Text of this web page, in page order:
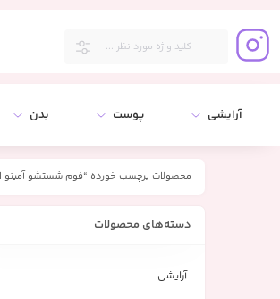
آرایشی پوست بدن
محصولات برچسب خورده “فوم شستشو آمینو
دسته‌های محصولات
آرایشی